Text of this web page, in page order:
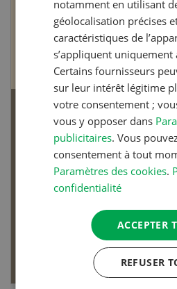
Articles biologiques
Dossier Articles
EN SAVOIR
notamment en utilisant
géolocalisation précises
caractéristiques de
s’appliquent uniquement
Certains fournisseurs
sur leur intérêt légitime
votre consentement ;
vous y opposer dans
publicitaires. Vous
consentement à tout
Paramètres des cookies.
confidentialité
ACCEPTER
REFUSER